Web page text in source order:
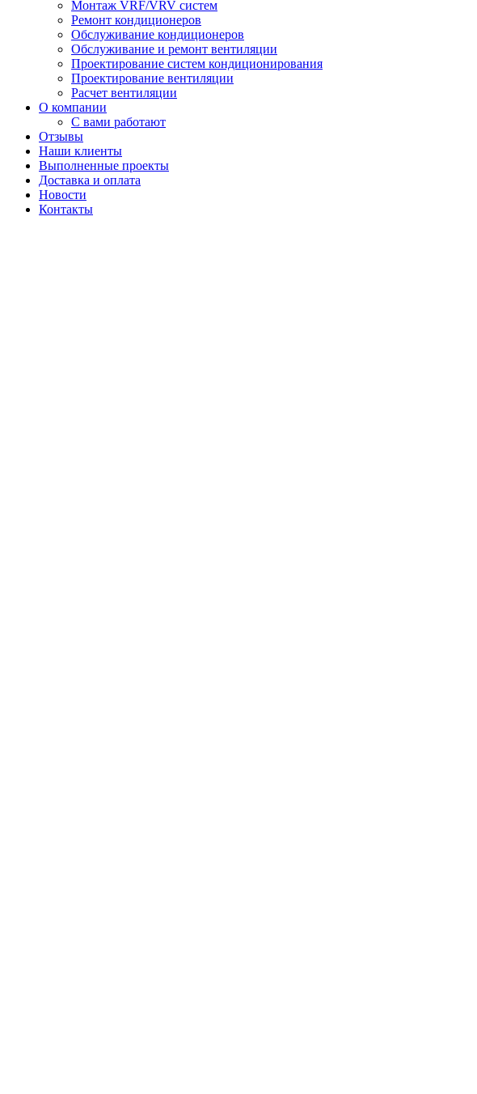
Монтаж VRF/VRV систем
Ремонт кондиционеров
Обслуживание кондиционеров
Обслуживание и ремонт вентиляции
Проектирование систем кондиционирования
Проектирование вентиляции
Расчет вентиляции
О компании
С вами работают
Отзывы
Наши клиенты
Выполненные проекты
Доставка и оплата
Новости
Контакты